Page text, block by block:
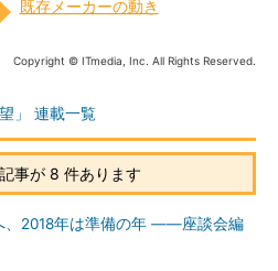
既存メーカーの動き
Copyright © ITmedia, Inc. All Rights Reserved.
」 連載一覧
事が 8 件あります
、2018年は準備の年 ――座談会編